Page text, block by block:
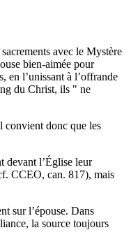
avec le Mystère
bien-aimée pour
en l’unissant à l’offrande
du Christ, ils " ne
convient donc que les
devant l’Église leur
CCEO, can. 817), mais
sur l’épouse. Dans
la source toujours